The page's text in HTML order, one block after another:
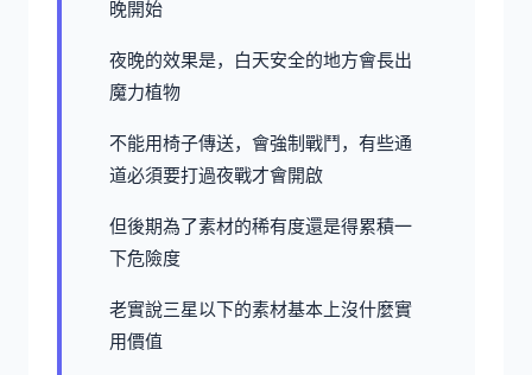
晚開始
夜晚的效果是，白天安全的地方會長出
魔力植物
不能用椅子傳送，會強制戰鬥，有些通
道必須要打過夜戰才會開啟
但後期為了素材的稀有度還是得累積一
下危險度
老實說三星以下的素材基本上沒什麼實
用價值